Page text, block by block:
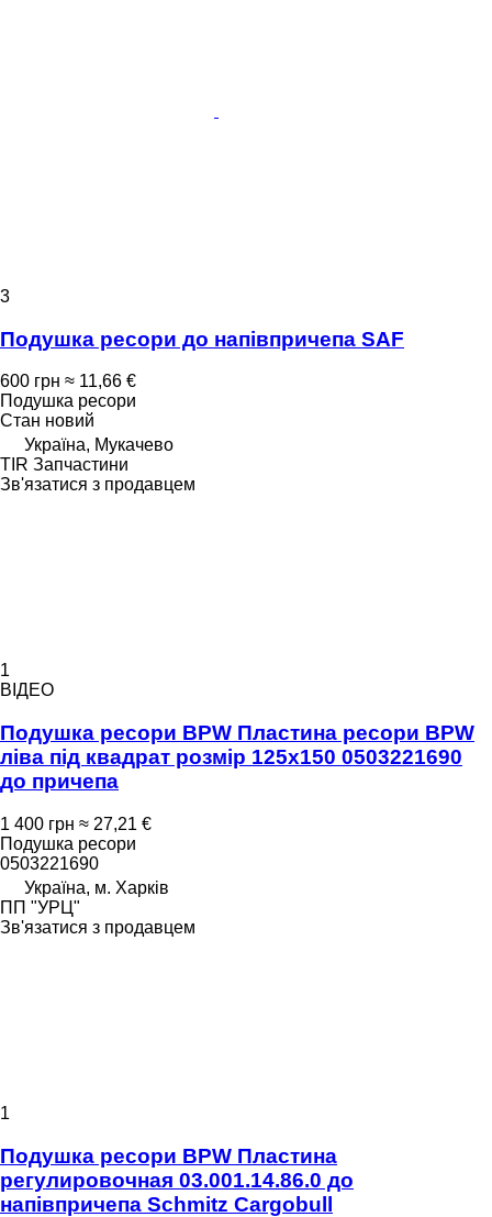
3
Подушка ресори до напівпричепа SAF
600 грн ≈ 11,66 €
Подушка ресори
Стан новий
Україна, Мукачево
TIR Запчастини
Зв'язатися з продавцем
1
ВІДЕО
Подушка ресори BPW Пластина ресори BPW
ліва під квадрат розмір 125х150 0503221690
до причепа
1 400 грн ≈ 27,21 €
Подушка ресори
0503221690
Україна, м. Харків
ПП "УРЦ"
Зв'язатися з продавцем
1
Подушка ресори BPW Пластина
регулировочная 03.001.14.86.0 до
напівпричепа Schmitz Cargobull